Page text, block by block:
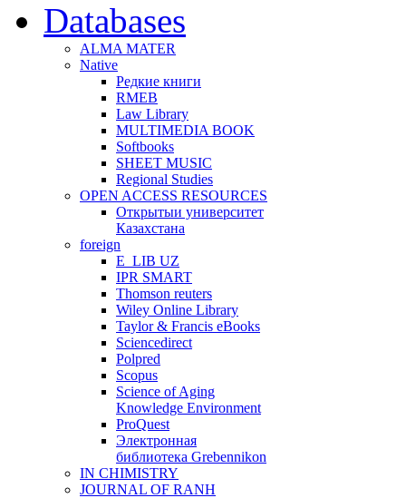
Databases
ALMA MATER
Native
Редкие книги
RMEB
Law Library
MULTIMEDIA BOOK
Softbooks
SHEET MUSIC
Regional Studies
OPEN ACCESS RESOURCES
Открытыи университет
Казахстана
foreign
E_LIB UZ
IPR SMART
Thomson reuters
Wiley Online Library
Taylor & Francis eBooks
Sciencedirect
Polpred
Scopus
Science of Aging
Knowledge Environment
ProQuest
Электронная
библиотека Grebennikon
IN CHIMISTRY
JOURNAL OF RANH